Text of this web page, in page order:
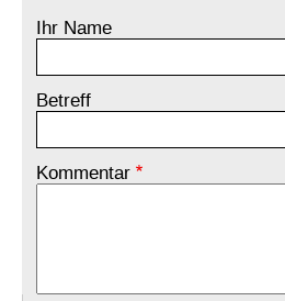
Ihr Name
Betreff
Kommentar